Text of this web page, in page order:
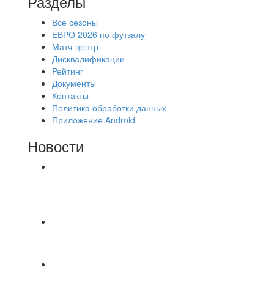
Все сезоны
ЕВРО 2026 по футзалу
Матч-центр
Дисквалификации
Рейтинг
Документы
Контакты
Политика обработки данных
Приложение Android
Новости